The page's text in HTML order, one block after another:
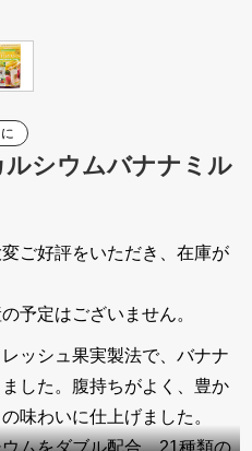
シウムバナナミル
ご好評をいただき、在庫が
予定はございません。
ッシュ果実製法で、バナナ
した。腹持ちがよく、豊か
味わいに仕上げました。
ムをダブル配合。21種類の